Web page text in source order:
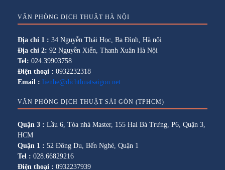
VĂN PHÒNG DỊCH THUẬT HÀ NỘI
Địa chỉ 1 : 34 Nguyễn Thái Học, Ba Đình, Hà nội
Địa chỉ 2: 92 Nguyễn Xiển, Thanh Xuân Hà Nội
Tel: 024.39903758
Điện thoại : 0932232318
Email : lienhe@dichthuatsaigon.net
VĂN PHÒNG DỊCH THUẬT SÀI GÒN (TPHCM)
Quận 3 : Lầu 6, Tòa nhà Master, 155 Hai Bà Trưng, P6, Quận 3,
HCM
Quận 1 : 52 Đông Du, Bến Nghé, Quận 1
Tel : 028.66829216
Điện thoại : 0932237939